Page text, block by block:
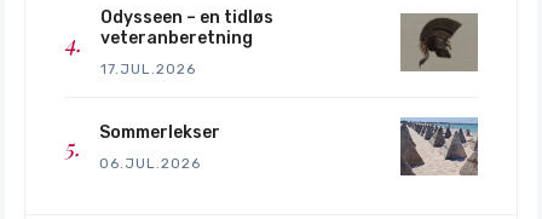
Odysseen – en tidløs
veteranberetning
17.JUL.2026
Sommerlekser
06.JUL.2026